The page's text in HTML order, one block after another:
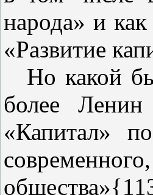
народа» и
«Развитие
Но какой
более
«Капитал»